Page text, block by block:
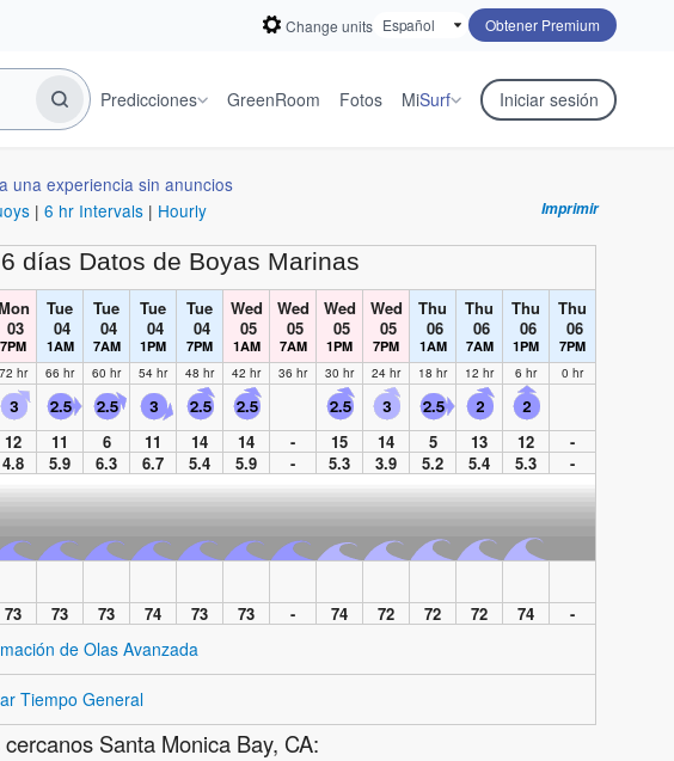
Change units Obtener Premium
Predicciones GreenRoom Fotos MiSurf Iniciar sesión
una experiencia sin anuncios
| 6 hr Intervals| Hourly Imprimir
días Datos de Boyas Marinas
03
7PM
Tue
04
1AM
Tue
04
7AM
Tue
04
1PM
Tue
04
7PM
Wed
05
1AM
Wed
05
7AM
Wed
05
1PM
Wed
05
7PM
Thu
06
1AM
Thu
06
7AM
Thu
06
1PM
Thu
06
7PM
72 hr 66 hr 60 hr 54 hr 48 hr 42 hr 36 hr 30 hr 24 hr 18 hr 12 hr 6 hr 0 hr
12 11 6 11 14 14 - 15 14 5 13 12
-
4.8 5.9 6.3 6.7 5.4 5.9 - 5.3 3.9 5.2 5.4 5.3
-
73 73 73 74 73 73 - 74 72 72 72 74 -
de Olas Avanzada
Tiempo General
Santa Monica Bay, CA: